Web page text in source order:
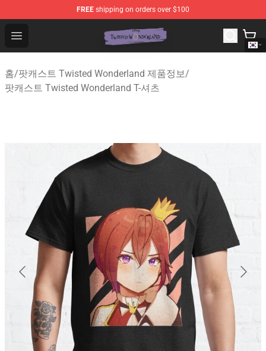
FREE shipping on orders over $100
Open menu
Twisted Wonderland Store - Official Twisted
홈/팟캐스트 Twisted Wonderland 제품정보/
팟캐스트 Twisted Wonderland T-셔츠